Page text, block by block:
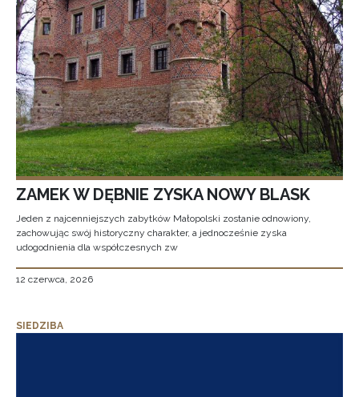
ZAMEK W DĘBNIE ZYSKA NOWY BLASK
Jeden z najcenniejszych zabytków Małopolski zostanie odnowiony,
zachowując swój historyczny charakter, a jednocześnie zyska
udogodnienia dla współczesnych zw
12 czerwca, 2026
SIEDZIBA